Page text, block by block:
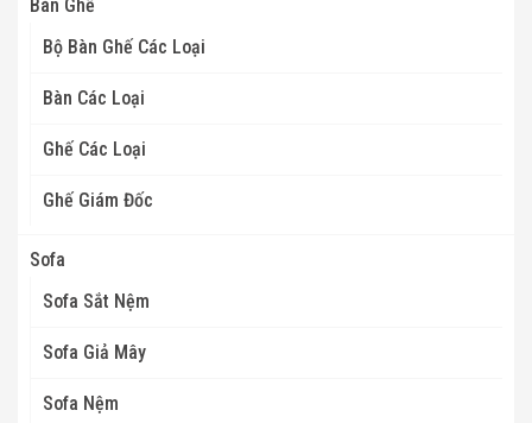
Bàn Ghế
Bộ Bàn Ghế Các Loại
Bàn Các Loại
Ghế Các Loại
Ghế Giám Đốc
Sofa
Sofa Sắt Nệm
Sofa Giả Mây
Sofa Nệm